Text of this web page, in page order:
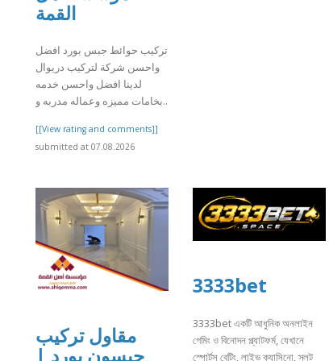
القمة
تركيب حوائط جبس بورد افضل
واحسن شركة لتركيب دريوال
لدينا افضل واحسن خدمه
بخامات مميزه وعماله مدربه و..
[[View rating and comments]]
submitted at 07.08.2026
مقاول تركيب
جبسون بورد |
3333bet
3333bet একটি আধুনিক অনলাইন
গেমিং ও বিনোদন প্ল্যাটফর্ম, যেখানে
স্পোর্টস বেটিং, লাইভ ক্যাসিনো, স্লট